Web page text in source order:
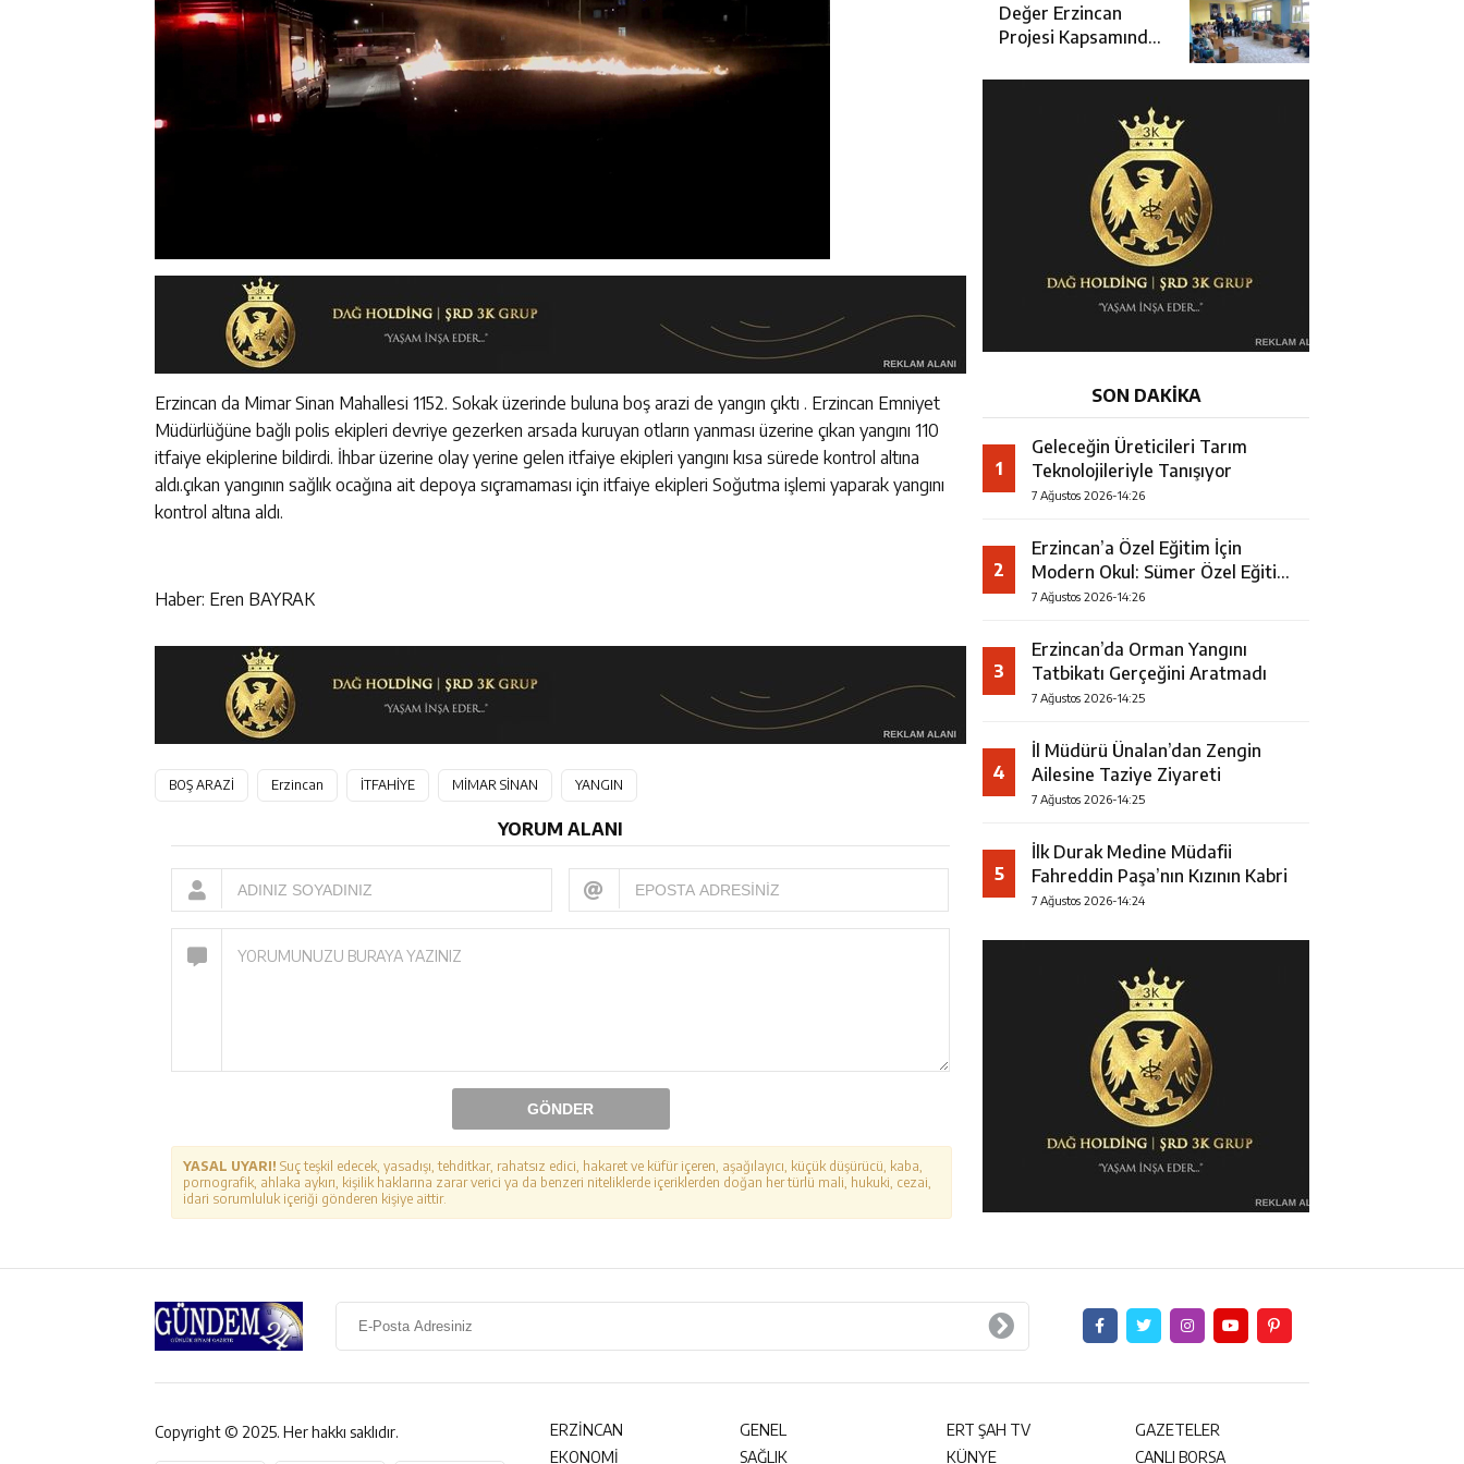
Erzincan da Mimar Sinan Mahallesi 1152. Sokak üzerinde buluna boş arazi de yangın çıktı . Erzincan Emniyet
Müdürlüğüne bağlı polis ekipleri devriye gezerken arsada kuruyan otların yanması üzerine çıkan yangını 110
itfaiye ekiplerine bildirdi. İhbar üzerine olay yerine gelen itfaiye ekipleri yangını kısa sürede kontrol altına
aldı.çıkan yangının sağlık ocağına ait depoya sıçramaması için itfaiye ekipleri Soğutma işlemi yaparak yangını
kontrol altına aldı.
Haber: Eren BAYRAK
BOŞ ARAZİ Erzincan İTFAHİYE MİMAR SİNAN YANGIN
YORUM ALANI
GÖNDER
YASAL UYARI! Suç teşkil edecek, yasadışı, tehditkar, rahatsız edici, hakaret ve küfür içeren, aşağılayıcı, küçük düşürücü, kaba,
pornografik, ahlaka aykırı, kişilik haklarına zarar verici ya da benzeri niteliklerde içeriklerden doğan her türlü mali, hukuki, cezai,
idari sorumluluk içeriği gönderen kişiye aittir.
Toplantısı
Değer Erzincan
Projesi Kapsamında
Eğitimi
SON DAKİKA
1
Geleceğin Üreticileri Tarım
Teknolojileriyle Tanışıyor
7 Ağustos 2026-14:26
2
Erzincan’a Özel Eğitim İçin
Modern Okul: Sümer Özel Eğitim
Meslek Okulu Protokolü
7 Ağustos 2026-14:26
3
Erzincan’da Orman Yangını
Tatbikatı Gerçeğini Aratmadı
7 Ağustos 2026-14:25
4
İl Müdürü Ünalan’dan Zengin
Ailesine Taziye Ziyareti
7 Ağustos 2026-14:25
5
İlk Durak Medine Müdafii
Fahreddin Paşa’nın Kızının Kabri
7 Ağustos 2026-14:24
Copyright © 2025. Her hakkı saklıdır. ERZİNCAN
GENEL
EKONOMİ
SAĞLIK
ERT ŞAH TV
GAZETELER
KÜNYE
CANLI BORSA